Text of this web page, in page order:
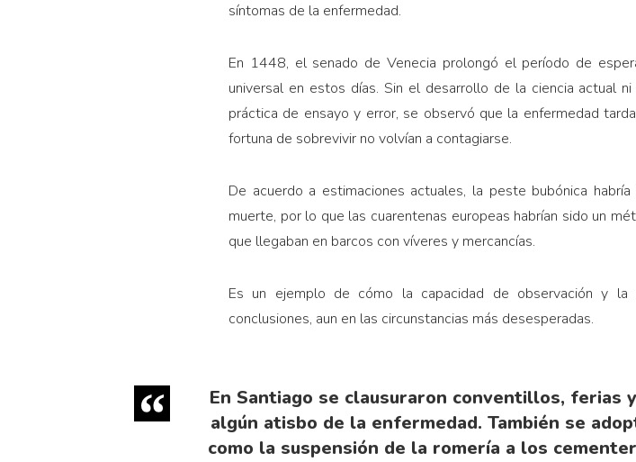
síntomas de la enfermedad.
En 1448, el senado de Venecia prolongó el período de
universal en estos días. Sin el desarrollo de la ciencia actual
práctica de ensayo y error, se observó que la enfermedad
fortuna de sobrevivir no volvían a contagiarse.
De acuerdo a estimaciones actuales, la peste bu­bónica
muerte, por lo que las cuarentenas europeas habrían sido un
que llegaban en barcos con víveres y mercancías.
Es un ejemplo de cómo la capacidad de observa­ción y la
conclusiones, aun en las circunstancias más desesperadas.
En Santiago se clausuraron conventillos,
algún atisbo de la enfermedad. También se
como la suspensión de la romería a los